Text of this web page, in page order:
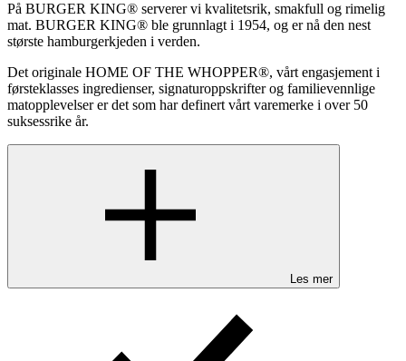
På BURGER KING® serverer vi kvalitetsrik, smakfull og rimelig
mat. BURGER KING® ble grunnlagt i 1954, og er nå den nest
største hamburgerkjeden i verden.
Det originale HOME OF THE WHOPPER®, vårt engasjement i
førsteklasses ingredienser, signaturoppskrifter og familievennlige
matopplevelser er det som har definert vårt varemerke i over 50
suksessrike år.
Les mer